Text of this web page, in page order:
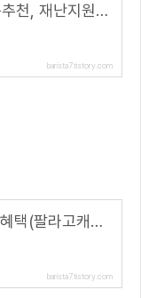
앱테크, 머니트리 친구추천, 재난지원금 신청( 추천 코드 : HCUS5098 )
barista7.tistory.com
앱테크, 2022 팔라고 혜택(팔라고캐시, 에이락월렛, 모비스트코인(mobist))
barista7.tistory.com